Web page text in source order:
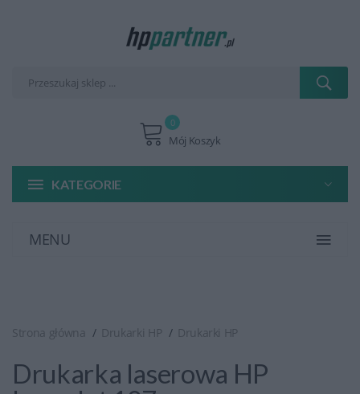
Mój Koszyk
0
KATEGORIE
MENU
Strona główna Drukarki HP Drukarki HP
Drukarka laserowa HP